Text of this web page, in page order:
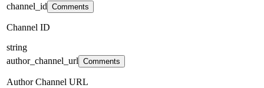
channel_id Comments
Channel ID
string
author_channel_url Comments
Author Channel URL